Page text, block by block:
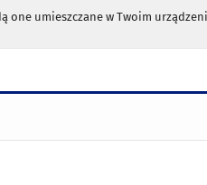
umieszczane w Twoim